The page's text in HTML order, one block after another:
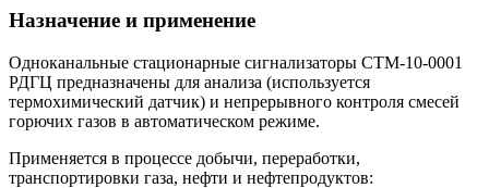
Назначение и применение
Одноканальные стационарные сигнализаторы СТМ-10-0001
РДГЦ предназначены для анализа (используется
термохимический датчик) и непрерывного контроля смесей
горючих газов в автоматическом режиме.
Применяется в процессе добычи, переработки,
транспортировки газа, нефти и нефтепродуктов: